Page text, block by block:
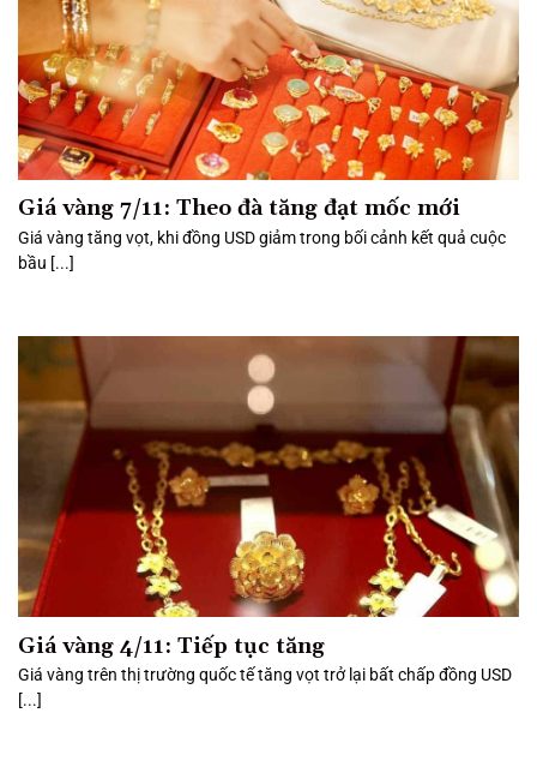
Giá vàng 7/11: Theo đà tăng đạt mốc mới
Giá vàng tăng vọt, khi đồng USD giảm trong bối cảnh kết quả cuộc
bầu [...]
Giá vàng 4/11: Tiếp tục tăng
Giá vàng trên thị trường quốc tế tăng vọt trở lại bất chấp đồng USD
[...]